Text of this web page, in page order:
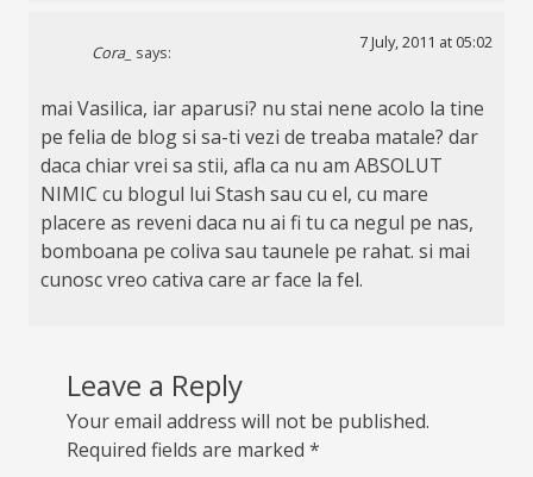
Cora_ says:
7 July, 2011 at 05:02
mai Vasilica, iar aparusi? nu stai nene acolo la tine
pe felia de blog si sa-ti vezi de treaba matale? dar
daca chiar vrei sa stii, afla ca nu am ABSOLUT
NIMIC cu blogul lui Stash sau cu el, cu mare
placere as reveni daca nu ai fi tu ca negul pe nas,
bomboana pe coliva sau taunele pe rahat. si mai
cunosc vreo cativa care ar face la fel.
Leave a Reply
Your email address will not be published.
Required fields are marked *